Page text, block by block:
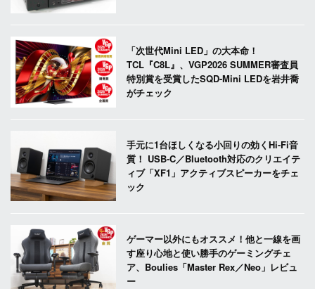
「次世代Mini LED」の大本命！
TCL『C8L』、VGP2026 SUMMER審査員
特別賞を受賞したSQD-Mini LEDを岩井喬
がチェック
手元に1台ほしくなる小回りの効くHi-Fi音
質！ USB-C／Bluetooth対応のクリエイテ
ィブ「XF1」アクティブスピーカーをチェ
ック
ゲーマー以外にもオススメ！他と一線を画
す座り心地と使い勝手のゲーミングチェ
ア、Boulies「Master Rex／Neo」レビュ
ー